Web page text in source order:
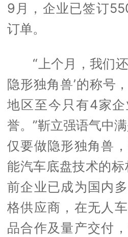
9月，企业已签订
订单。
“上个月，我们
隐形独角兽’的称号
地区至今只有4家
誉。”靳立强语气中
仅要做隐形独角兽
能汽车底盘技术的标
前企业已成为国内
格供应商，在无人
品合作及量产交付